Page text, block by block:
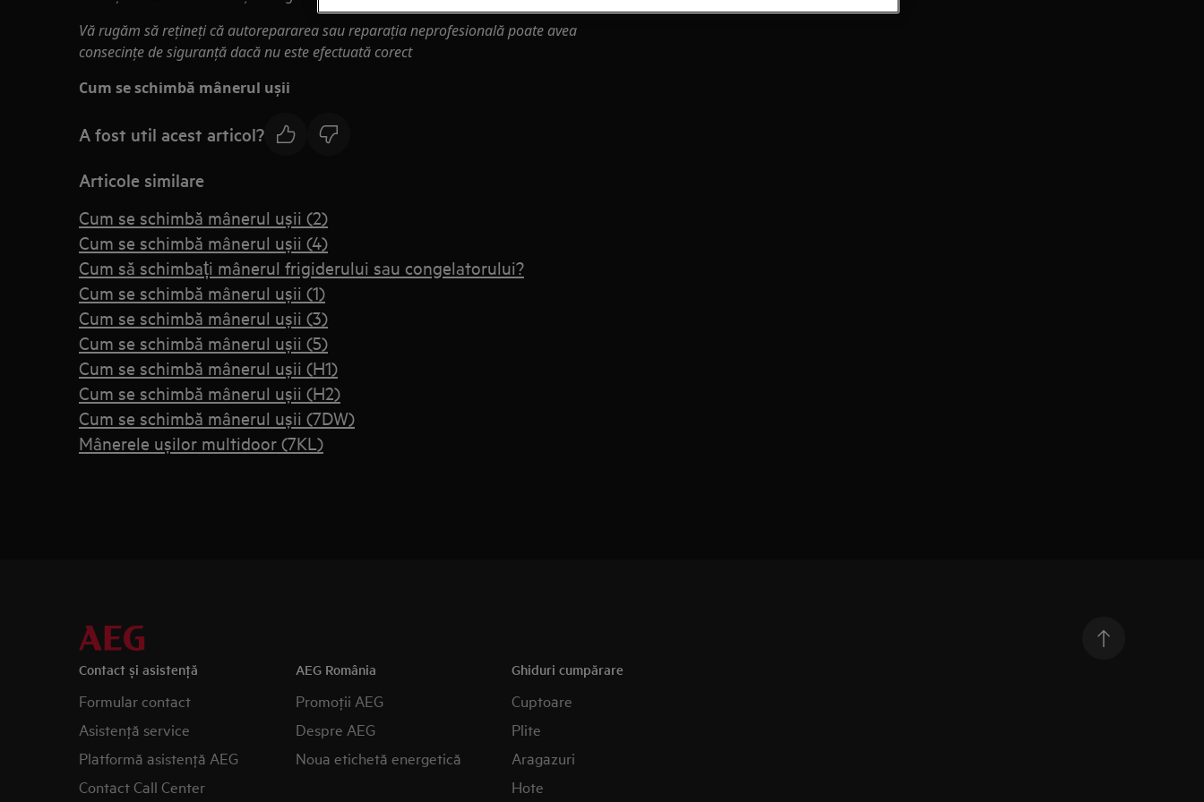
Vă rugăm să rețineți că autorepararea sau reparația neprofesională poate avea
consecințe de siguranță dacă nu este efectuată corect
Cum se schimbă mânerul ușii
A fost util acest articol?
Articole similare
Cum se schimbă mânerul ușii (2)
Cum se schimbă mânerul ușii (4)
Cum să schimbați mânerul frigiderului sau congelatorului?
Cum se schimbă mânerul ușii (1)
Cum se schimbă mânerul ușii (3)
Cum se schimbă mânerul ușii (5)
Cum se schimbă mânerul ușii (H1)
Cum se schimbă mânerul ușii (H2)
Cum se schimbă mânerul ușii (7DW)
Mânerele ușilor multidoor (7KL)
Contact și asistenţă
Formular contact
Asistenţă service
Platformă asistenţă AEG
Contact Call Center
AEG România
Promoţii AEG
Despre AEG
Noua etichetă energetică
Ghiduri cumpărare
Cuptoare
Plite
Aragazuri
Hote